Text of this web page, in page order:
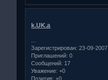
k.UK.a
Зарегистрирован: 23-09-2007
Приглашений: 0
Сообщений: 17
Уважение: +0
Позитив: +0